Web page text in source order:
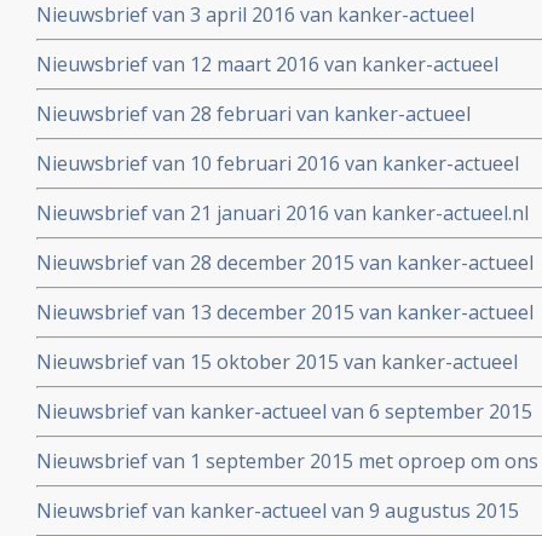
Nieuwsbrief van 3 april 2016 van kanker-actueel
Nieuwsbrief van 12 maart 2016 van kanker-actueel
Nieuwsbrief van 28 februari van kanker-actueel
Nieuwsbrief van 10 februari 2016 van kanker-actueel
Nieuwsbrief van 21 januari 2016 van kanker-actueel.nl
Nieuwsbrief van 28 december 2015 van kanker-actueel
Nieuwsbrief van 13 december 2015 van kanker-actueel
Nieuwsbrief van 15 oktober 2015 van kanker-actueel
Nieuwsbrief van kanker-actueel van 6 september 2015
Nieuwsbrief van 1 september 2015 met oproep om
Nieuwsbrief van kanker-actueel van 9 augustus 2015